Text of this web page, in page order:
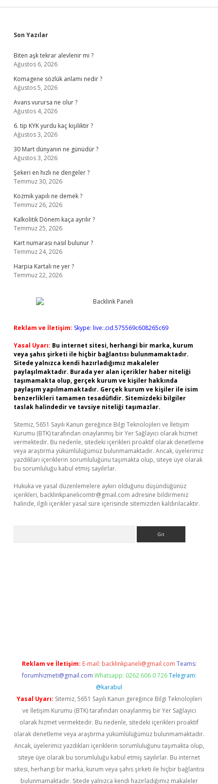
Sidebar
Son Yazılar
Biten aşk tekrar alevlenir mi ?
Ağustos 6, 2026
Komagene sözlük anlamı nedir ?
Ağustos 5, 2026
Avans vurursa ne olur ?
Ağustos 4, 2026
6. tip KYK yurdu kaç kişiliktir ?
Ağustos 3, 2026
30 Mart dünyanın ne günüdür ?
Ağustos 3, 2026
Şekeri en hızlı ne dengeler ?
Temmuz 30, 2026
Kozmik yapılı ne demek ?
Temmuz 26, 2026
Kalkolitik Dönem kaça ayrılır ?
Temmuz 25, 2026
Kart numarası nasıl bulunur ?
Temmuz 24, 2026
Harpia Kartalı ne yer ?
Temmuz 22, 2026
Reklam ve İletişim: Skype: live:.cid.575569c608265c69
Yasal Uyarı: Bu internet sitesi, herhangi bir marka, kurum
veya şahıs şirketi ile hiçbir bağlantısı bulunmamaktadır.
Sitede yalnızca kendi hazırladığımız makaleler
paylaşılmaktadır. Burada yer alan içerikler haber niteliği
taşımamakta olup, gerçek kurum ve kişiler hakkında
paylaşım yapılmamaktadır. Gerçek kurum ve kişiler ile isim
benzerlikleri tamamen tesadüfidir. Sitemizdeki bilgiler
taslak halindedir ve tavsiye niteliği taşımazlar.
Sitemiz, 5651 Sayılı Kanun gereğince Bilgi Teknolojileri ve İletişim
Kurumu (BTK) tarafından onaylanmış bir Yer Sağlayıcı olarak hizmet
vermektedir. Bu nedenle, sitedeki içerikleri proaktif olarak denetleme
veya araştırma yükümlülüğümüz bulunmamaktadır. Ancak, üyelerimiz
yazdıkları içeriklerin sorumluluğunu taşımakta olup, siteye üye olarak
bu sorumluluğu kabul etmiş sayılırlar.
Hukuka ve yasal düzenlemelere aykırı olduğunu düşündüğünüz
içerikleri, backlinkpanelicomtr@gmail.com adresine bildirmeniz
halinde, ilgili içerikler yasal süre içerisinde sitemizden kaldırılacaktır.
Reklam ve İletişim: E-mail: backlinkpaneli@gmail.com Teams:
forumhizmeti@gmail.com Whatsapp: 0262 606 0 726 Telegram:
@karabul
Yasal Uyarı: Sitemiz, 5651 Sayılı Kanun gereğince Bilgi Teknolojileri
ve İletişim Kurumu (BTK) tarafından onaylanmış bir Yer Sağlayıcı
olarak hizmet vermektedir. Bu nedenle, sitedeki içerikleri proaktif
olarak denetleme veya araştırma yükümlülüğümüz bulunmamaktadır.
Ancak, üyelerimiz yazdıkları içeriklerin sorumluluğunu taşımakta olup,
siteye üye olarak bu sorumluluğu kabul etmiş sayılırlar. Bu internet
sitesi, herhangi bir marka, kurum veya şahıs şirketi ile hiçbir bağlantısı
bulunmamaktadır. Sitede yalnızca kendi hazırladığımız makaleler